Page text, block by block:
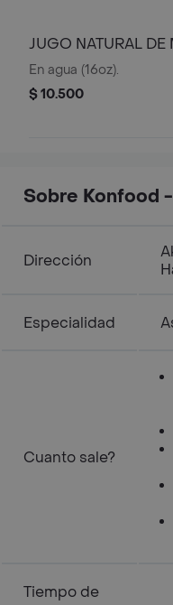
JUGO NATURAL DE
En agua (16oz).
$ 10.500
Sobre Konfood
Dirección
Especialidad
Cuanto sale?
Tiempo de